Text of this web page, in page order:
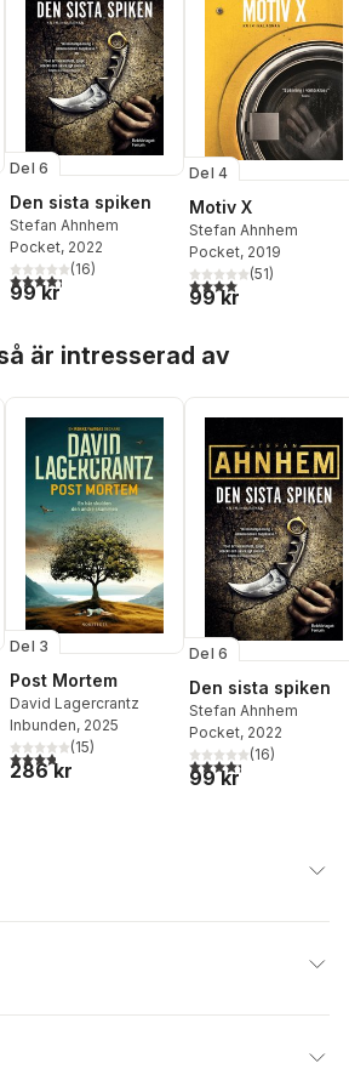
Del 6
Den sista spiken
Stefan Ahnhem
Pocket, 2022
4,3utav 5 stjärnor. Totalt antal röster:
(16)
99 kr
Del 4
Motiv X
Stefan Ahnhem
Pocket, 2019
4,0utav 5 stjärnor.
(51)
99 kr
är intresserad av
antal röster:
Del 3
Post Mortem
David Lagercrantz
Inbunden, 2025
3,8utav 5 stjärnor. Totalt antal röster:
(15)
286 kr
Del 6
Den sista spiken
Stefan Ahnhem
Pocket, 2022
4,3utav 5 stjärnor.
(16)
99 kr